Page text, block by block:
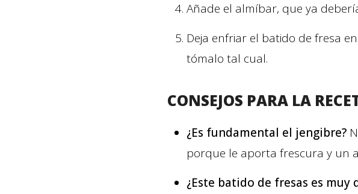
Añade el almíbar, que ya
Deja enfriar el batido de fresa
tómalo tal cual.
CONSEJOS PARA LA
¿Es fundamental el jengibre?
porque le aporta frescura y un
¿Este batido de fresas es muy